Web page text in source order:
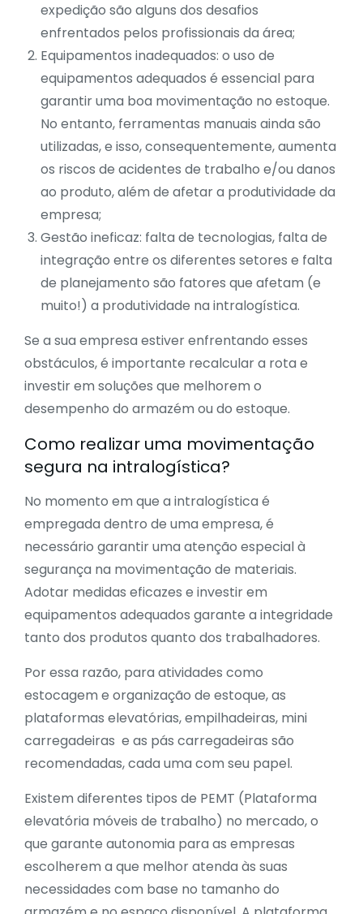
expedição são alguns dos desafios
enfrentados pelos profissionais da área;
Equipamentos inadequados: o uso de
equipamentos adequados é essencial para
garantir uma boa movimentação no estoque.
No entanto, ferramentas manuais ainda são
utilizadas, e isso, consequentemente, aumenta
os riscos de acidentes de trabalho e/ou danos
ao produto, além de afetar a produtividade da
empresa;
Gestão ineficaz: falta de tecnologias, falta de
integração entre os diferentes setores e falta
de planejamento são fatores que afetam (e
muito!) a produtividade na intralogística.
Se a sua empresa estiver enfrentando esses
obstáculos, é importante recalcular a rota e
investir em soluções que melhorem o
desempenho do armazém ou do estoque.
Como realizar uma movimentação
segura na intralogística?
No momento em que a intralogística é
empregada dentro de uma empresa, é
necessário garantir uma atenção especial à
segurança na movimentação de materiais.
Adotar medidas eficazes e investir em
equipamentos adequados garante a integridade
tanto dos produtos quanto dos trabalhadores.
Por essa razão, para atividades como
estocagem e organização de estoque, as
plataformas elevatórias, empilhadeiras, mini
carregadeiras e as pás carregadeiras são
recomendadas, cada uma com seu papel.
Existem diferentes tipos de PEMT (Plataforma
elevatória móveis de trabalho) no mercado, o
que garante autonomia para as empresas
escolherem a que melhor atenda às suas
necessidades com base no tamanho do